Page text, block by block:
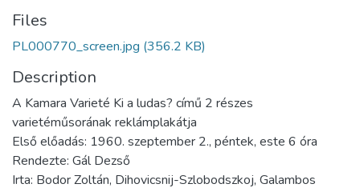
Files
PL000770_screen.jpg (356.2 KB)
Description
A Kamara Varieté Ki a ludas? című 2 részes
varietéműsorának reklámplakátja
Első előadás: 1960. szeptember 2., péntek, este 6 óra
Rendezte: Gál Dezső
Irta: Bodor Zoltán, Dihovicsnij-Szlobodszkoj, Galambos